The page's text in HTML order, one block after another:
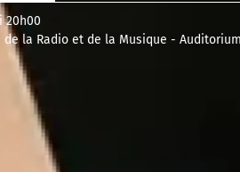
Mercredi 20h00
Maison de la Radio et de la Musique -